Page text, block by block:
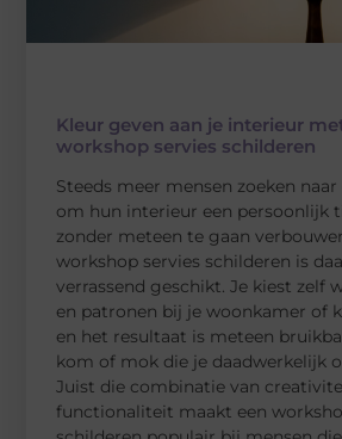
Kleur geven aan je interieur
workshop servies schilderen
Steeds meer mensen zoeken
om hun interieur een persoonlijk
zonder meteen te gaan
workshop servies schilderen is
verrassend geschikt. Je kiest zelf
en patronen bij je woonkamer of
en het resultaat is meteen
kom of mok die je daadwerkelijk
Juist die combinatie van
functionaliteit maakt een